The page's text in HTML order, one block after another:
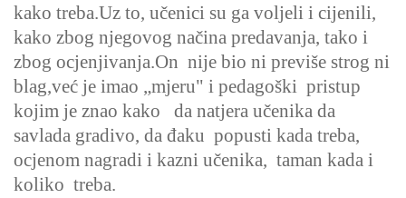
kako treba.Uz to, učenici su ga voljeli i cijenili,
kako zbog njegovog načina predavanja, tako i
zbog ocjenjivanja.On nije bio ni previše strog ni
blag,već je imao „mjeru" i pedagoški pristup
kojim je znao kako da natjera učenika da
savlada gradivo, da đaku popusti kada treba,
ocjenom nagradi i kazni učenika, taman kada i
koliko treba.